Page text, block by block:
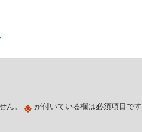
。 ※が付いている欄は必須項目です